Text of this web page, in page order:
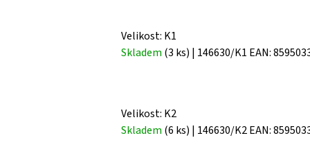
Velikost: K1
Skladem (3 ks) | 146630/K1 EAN:
Velikost: K2
Skladem (6 ks) | 146630/K2EAN: